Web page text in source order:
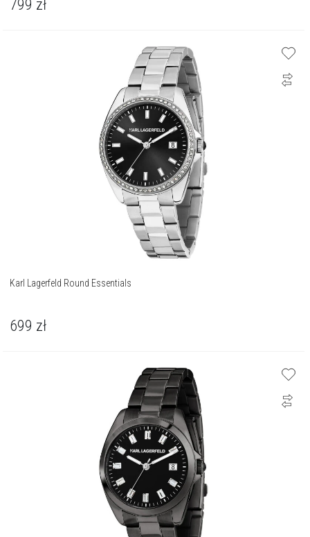
799 zł
Karl Lagerfeld Round Essentials
699 zł